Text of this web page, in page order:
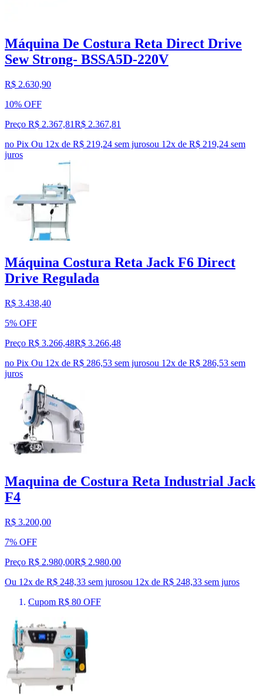
Máquina De Costura Reta Direct Drive
Sew Strong- BSSA5D-220V
R$ 2.630,90
10% OFF
Preço R$ 2.367,81R$ 2.367,81
no Pix Ou 12x de R$ 219,24 sem jurosou 12x de R$ 219,24 sem
juros
Máquina Costura Reta Jack F6 Direct
Drive Regulada
R$ 3.438,40
5% OFF
Preço R$ 3.266,48R$ 3.266,48
no Pix Ou 12x de R$ 286,53 sem jurosou 12x de R$ 286,53 sem
juros
Maquina de Costura Reta Industrial Jack
F4
R$ 3.200,00
7% OFF
Preço R$ 2.980,00R$ 2.980,00
Ou 12x de R$ 248,33 sem jurosou 12x de R$ 248,33 sem juros
Cupom R$ 80 OFF